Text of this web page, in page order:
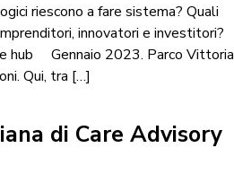
riescono a fare sistema? Quali
innovatori e investitori?
hub Gennaio 2023. Parco Vittoria
Qui, tra […]
di Care Advisory